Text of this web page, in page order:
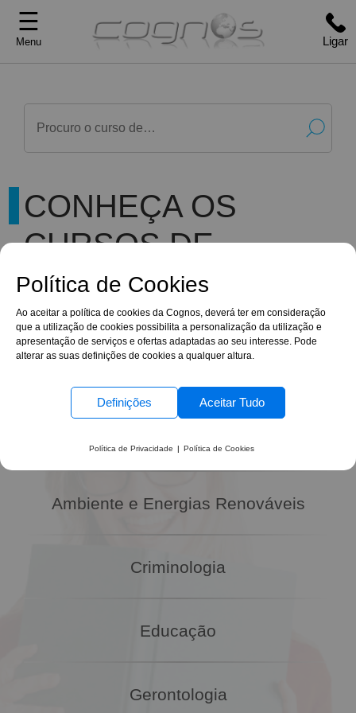
Política de Cookies
Ao aceitar a política de cookies da Cognos, deverá ter em consideração
que a utilização de cookies possibilita a personalização da utilização e
apresentação de serviços e ofertas adaptadas ao seu interesse. Pode
alterar as suas definições de cookies a qualquer altura.
Definições Aceitar Tudo
Política de Privacidade | Política de Cookies
☰
Menu Ligar
CONHEÇA OS
CURSOS DE
FORMAÇÃO
CERTIFICADA
COGNOS
Ambiente e Energias Renováveis
Criminologia
Educação
Gerontologia